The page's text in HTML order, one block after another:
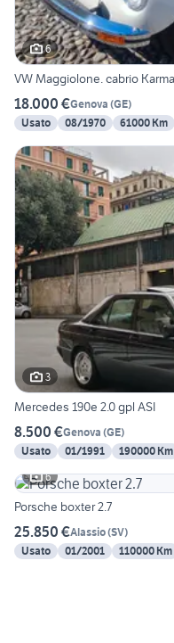
6
VW Maggiolone. cabrio
18.000 €Genova (GE)
Usato
08/1970 61000 Km
3
Mercedes 190e 2.0 gpl ASI
8.500 €Genova (GE)
Usato
01/1991 190000 Km
6
Porsche boxter 2.7
25.850 €Alassio(SV)
Usato
01/2001 110000 Km